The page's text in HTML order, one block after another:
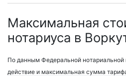
Максимальная
нотариуса в
По данным Федеральной нотариальной
действие и максимальная сумма